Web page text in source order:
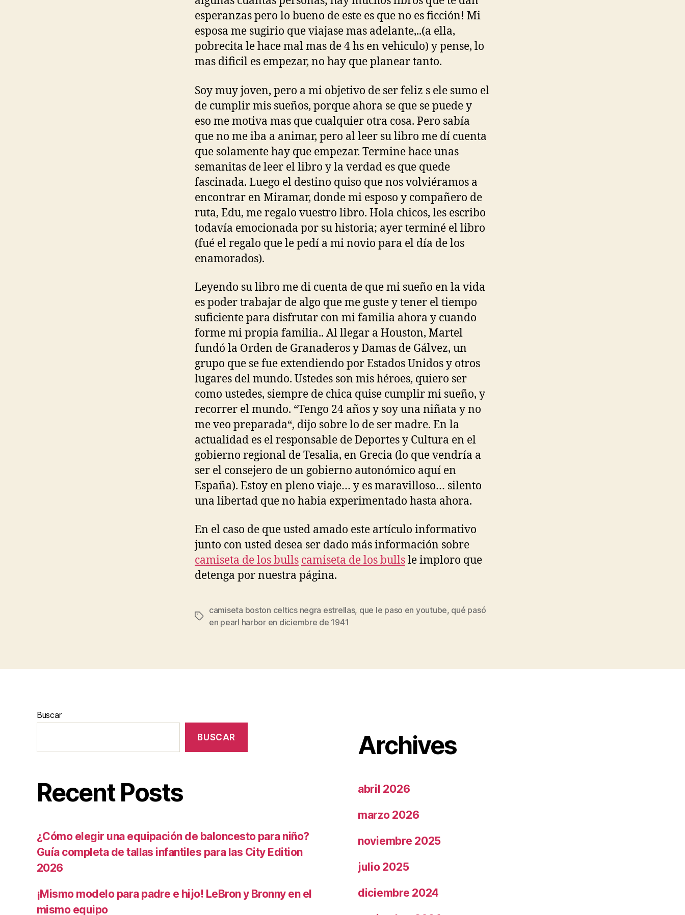
esperanzas pero lo bueno de este es que no es ficción! Mi
esposa me sugirio que viajase mas adelante,..(a ella,
pobrecita le hace mal mas de 4 hs en vehiculo) y pense, lo
mas dificil es empezar, no hay que planear tanto.
Soy muy joven, pero a mi objetivo de ser feliz s ele sumo el
de cumplir mis sueños, porque ahora se que se puede y
eso me motiva mas que cualquier otra cosa. Pero sabía
que no me iba a animar, pero al leer su libro me dí cuenta
que solamente hay que empezar. Termine hace unas
semanitas de leer el libro y la verdad es que quede
fascinada. Luego el destino quiso que nos volviéramos a
encontrar en Miramar, donde mi esposo y compañero de
ruta, Edu, me regalo vuestro libro. Hola chicos, les escribo
todavía emocionada por su historia; ayer terminé el libro
(fué el regalo que le pedí a mi novio para el día de los
enamorados).
Leyendo su libro me di cuenta de que mi sueño en la vida
es poder trabajar de algo que me guste y tener el tiempo
suficiente para disfrutar con mi familia ahora y cuando
forme mi propia familia.. Al llegar a Houston, Martel
fundó la Orden de Granaderos y Damas de Gálvez, un
grupo que se fue extendiendo por Estados Unidos y otros
lugares del mundo. Ustedes son mis héroes, quiero ser
como ustedes, siempre de chica quise cumplir mi sueño, y
recorrer el mundo. “Tengo 24 años y soy una niñata y no
me veo preparada“, dijo sobre lo de ser madre. En la
actualidad es el responsable de Deportes y Cultura en el
gobierno regional de Tesalia, en Grecia (lo que vendría a
ser el consejero de un gobierno autonómico aquí en
España). Estoy en pleno viaje… y es maravilloso… silento
una libertad que no habia experimentado hasta ahora.
En el caso de que usted amado este artículo informativo
junto con usted desea ser dado más información sobre
camiseta de los bulls camiseta de los bullsle imploro que
detenga por nuestra página.
Etiquetas
camiseta boston celtics negra estrellas, que le paso en youtube, qué pasó
en pearl harbor en diciembre de 1941
Buscar
BUSCAR
Recent Posts
¿Cómo elegir una equipación de baloncesto para niño?
Guía completa de tallas infantiles para las City Edition
2026
¡Mismo modelo para padre e hijo! LeBron y Bronny en el
mismo equipo
Archives
abril 2026
marzo 2026
noviembre 2025
julio 2025
diciembre 2024